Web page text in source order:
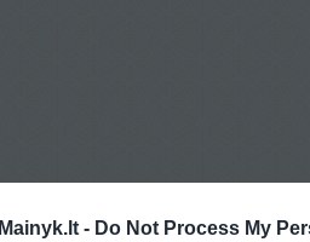
Mainyk.lt - Do Not Process My